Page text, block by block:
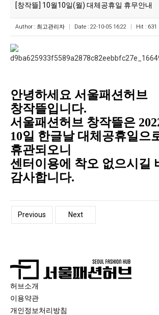
[창작뜰] 10월10일(월) 대체공휴일 휴무안내
Author : 최고관리자 Date : 22-10-05 16:22 Hit : 631
안녕하세요 서울패션허브
창작뜰입니다.
서울패션허브 창작뜰은
10일 한글날 대체공휴일으
휴관되오니
센터이용에 착오 없으시길
감사합니다.
Previous Next
허브소개
이용약관
개인정보처리방침